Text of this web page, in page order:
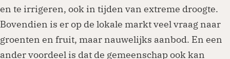
en te irrigeren, ook in tijden van extreme droogte.
Bovendien is er op de lokale markt veel vraag naar
groenten en fruit, maar nauwelijks aanbod. En een
ander voordeel is dat de gemeenschap ook kan